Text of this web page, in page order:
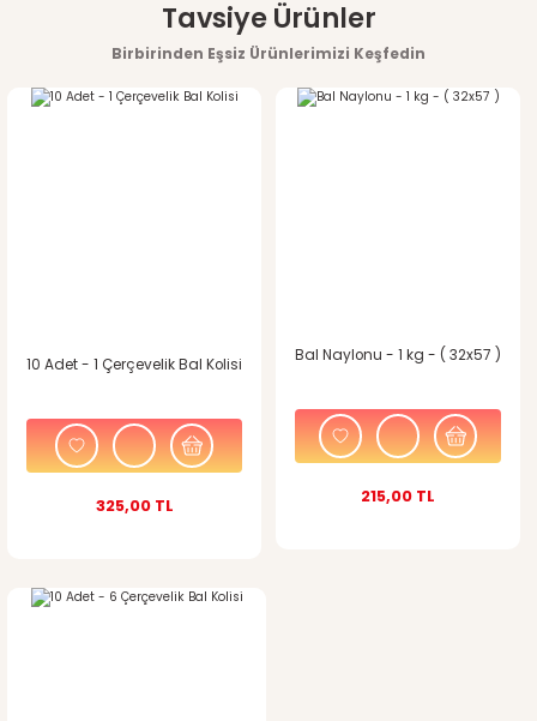
Bu ürünün fiyat bilgisi, resim, ürün açıklamalarında ve diğer
konularda yetersiz gördüğünüz noktaları öneri formunu
Tavsiye Ürünler
Birbirinden Eşsiz Ürünlerimizi Keşfedin
10 Adet - 1 Çerçevelik Bal Kolisi
325,00 TL
Bal Naylonu - 1 kg - ( 32x57 )
215,00 TL